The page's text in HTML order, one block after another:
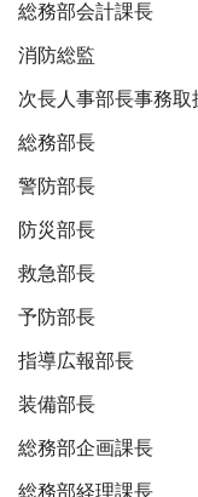
総務部会計課長
消防総監
次長人事部長事務取
総務部長
警防部長
防災部長
救急部長
予防部長
指導広報部長
装備部長
総務部企画課長
総務部経理課長